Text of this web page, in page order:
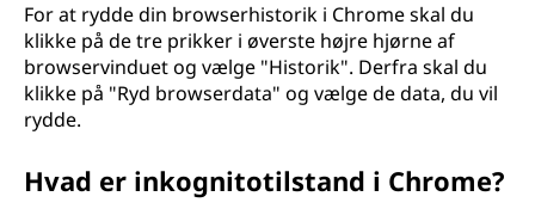
For at rydde din browserhistorik i Chrome skal du
klikke på de tre prikker i øverste højre hjørne af
browservinduet og vælge "Historik". Derfra skal du
klikke på "Ryd browserdata" og vælge de data, du vil
rydde.
Hvad er inkognitotilstand i Chrome?